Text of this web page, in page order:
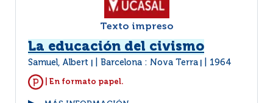
Texto impreso
La educación del civismo
Samuel, Albert Barcelona : Nova Terra 1964
| En formato papel.